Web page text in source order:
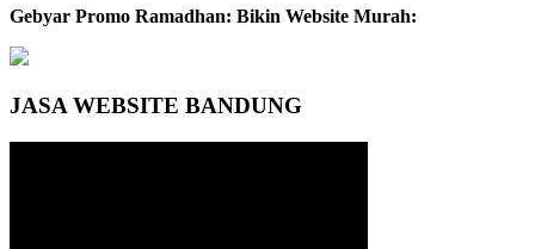
Gebyar Promo Ramadhan: Bikin Website Murah:
JASA WEBSITE BANDUNG